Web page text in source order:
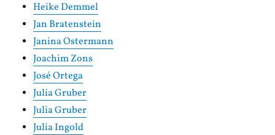
Heike Demmel
Jan Bratenstein
Janina Ostermann
Joachim Zons
José Ortega
Julia Gruber
Julia Gruber
Julia Ingold